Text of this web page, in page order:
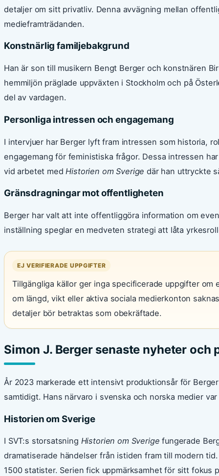
detaljer om sitt privatliv. Denna avvägning mellan
medieframträdanden.
Konstnärlig familjebakgrund
Han är son till musikern Bengt Berger och konstnären
hemmiljön präglade uppväxten i Stockholm och på
del av vardagen.
Personliga intressen och engagemang
I intervjuer har Berger lyft fram intressen som historia,
engagemang för feministiska frågor. Dessa intressen
vid arbetet med Historien om Sverige där han uttryckte
Gränsdragningar mot offentligheten
Berger har valt att inte offentliggöra information om
inställning speglar en medveten strategi att låta
EJ VERIFIERADE UPPGIFTER
Tillgängliga källor ger inga specificerade uppgifter
om längd, vikt eller aktiva sociala medierkonton
detaljer bör betraktas som obekräftade.
Simon J. Berger senaste nyheter och
År 2023 markerade ett intensivt produktionsår för
samtidigt. Hans närvaro i svenska och norska medier
Historien om Sverige
I SVT:s storsatsning Historien om Sverige fungerade
dramatiserade händelser från istiden fram till modern
1500 statister. Serien fick uppmärksamhet för sitt fokus